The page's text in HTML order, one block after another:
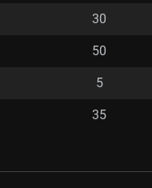
30
50
5
35